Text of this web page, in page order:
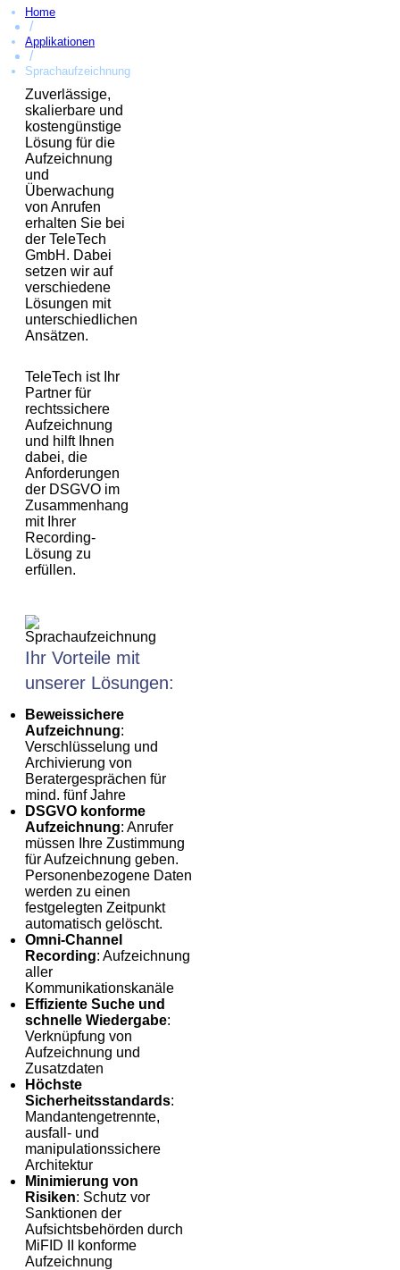
Home
/
Applikationen
/
Sprachaufzeichnung
Zuverlässige,
skalierbare und
kostengünstige
Lösung für die
Aufzeichnung
und
Überwachung
von Anrufen
erhalten Sie bei
der TeleTech
GmbH. Dabei
setzen wir auf
verschiedene
Lösungen mit
unterschiedlichen
Ansätzen.
TeleTech ist Ihr
Partner für
rechtssichere
Aufzeichnung
und hilft Ihnen
dabei, die
Anforderungen
der DSGVO im
Zusammenhang
mit Ihrer
Recording-
Lösung zu
erfüllen.
Ihr Vorteile mit
unserer Lösungen:
Beweissichere
Aufzeichnung:
Verschlüsselung und
Archivierung von
Beratergesprächen für
mind. fünf Jahre
DSGVO konforme
Aufzeichnung: Anrufer
müssen Ihre Zustimmung
für Aufzeichnung geben.
Personenbezogene Daten
werden zu einen
festgelegten Zeitpunkt
automatisch gelöscht.
Omni-Channel
Recording: Aufzeichnung
aller
Kommunikationskanäle
Effiziente Suche und
schnelle Wiedergabe:
Verknüpfung von
Aufzeichnung und
Zusatzdaten
Höchste
Sicherheitsstandards:
Mandantengetrennte,
ausfall- und
manipulationssichere
Architektur
Minimierung von
Risiken: Schutz vor
Sanktionen der
Aufsichtsbehörden durch
MiFID II konforme
Aufzeichnung